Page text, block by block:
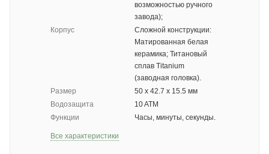
возможностью ручного
завода);
Корпус
Сложной конструкции:
Матированная белая
керамика; Титановый
сплав Titanium
(заводная головка).
Размер
50 х 42.7 х 15.5 мм
Водозащита
10 ATM
Функции
Часы, минуты, секунды.
Все характеристики